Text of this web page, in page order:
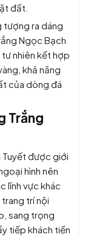
đất.
tượng ra dáng
Ngọc Bạch
tư nhiên kết hợp
khả năng
của dòng đá
Trắng
Tuyết được giới
hình nên
lĩnh vực khác
trí nội
sang trọng
tiếp khách tiền